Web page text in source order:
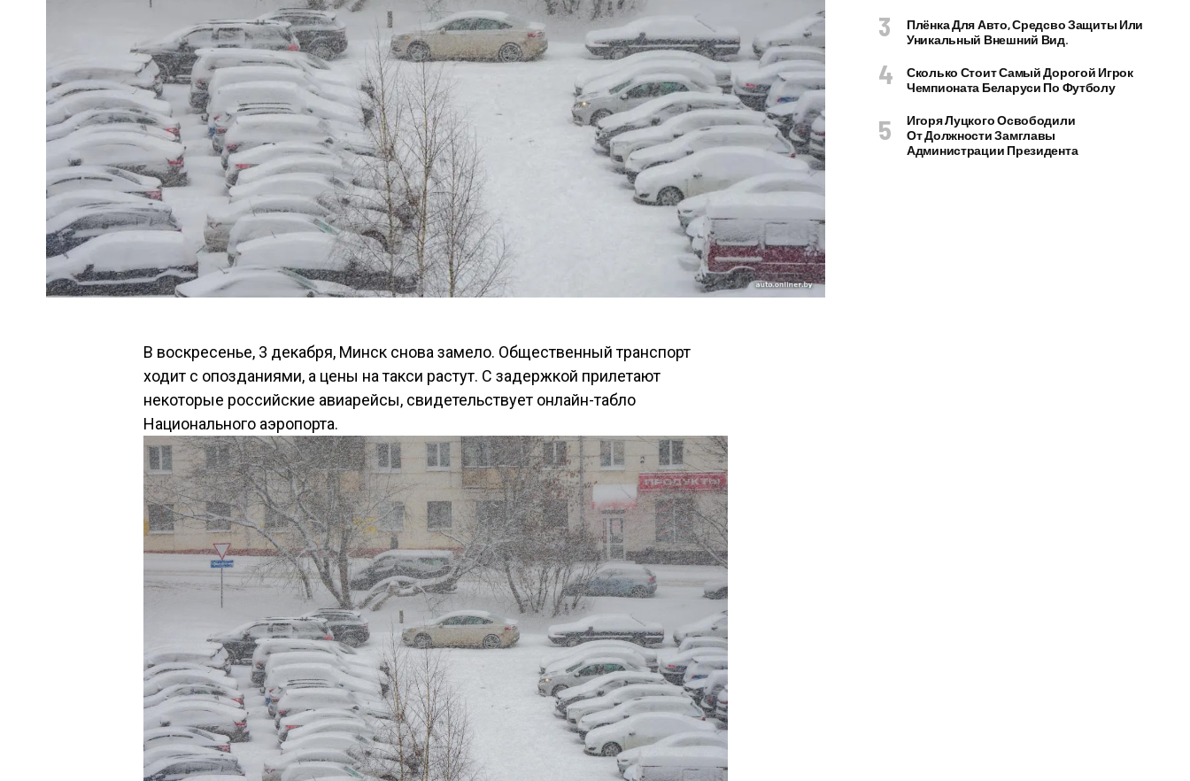
В воскресенье, 3 декабря, Минск снова замело. Общественный транспорт
ходит с опозданиями, а цены на такси растут. С задержкой прилетают
некоторые российские авиарейсы, свидетельствует онлайн-табло
Национального аэропорта.
Плёнка Для Авто, Средсво Защиты Или
Уникальный Внешний Вид.
Сколько Стоит Самый Дорогой Игрок
Чемпионата Беларуси По Футболу
Игоря Луцкого Освободили
От Должности Замглавы
Администрации Президента